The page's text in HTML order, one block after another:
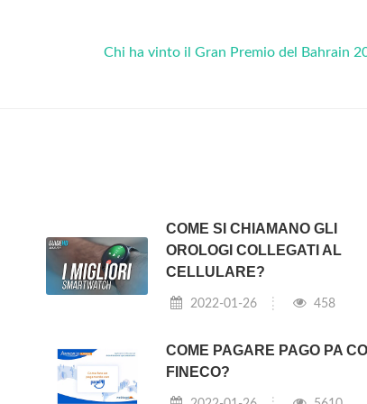
Chi ha vinto il Gran Premio del Bahrain
COME SI CHIAMANO GLI
OROLOGI COLLEGATI AL
CELLULARE?
2022-01-26 458
COME PAGARE PAGO PA
FINECO?